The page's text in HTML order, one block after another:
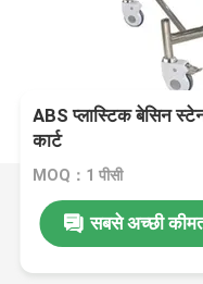
ABS प्लास्टिक बेसिन
कार्ट
MOQ：1 पीसी
सबसे अच्छी